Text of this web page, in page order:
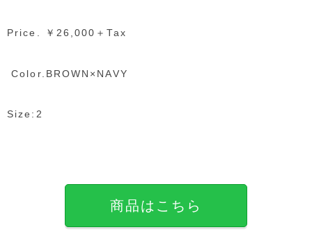
Price. ￥26,000＋Tax
Color.BROWN×NAVY
Size:2
商品はこちら